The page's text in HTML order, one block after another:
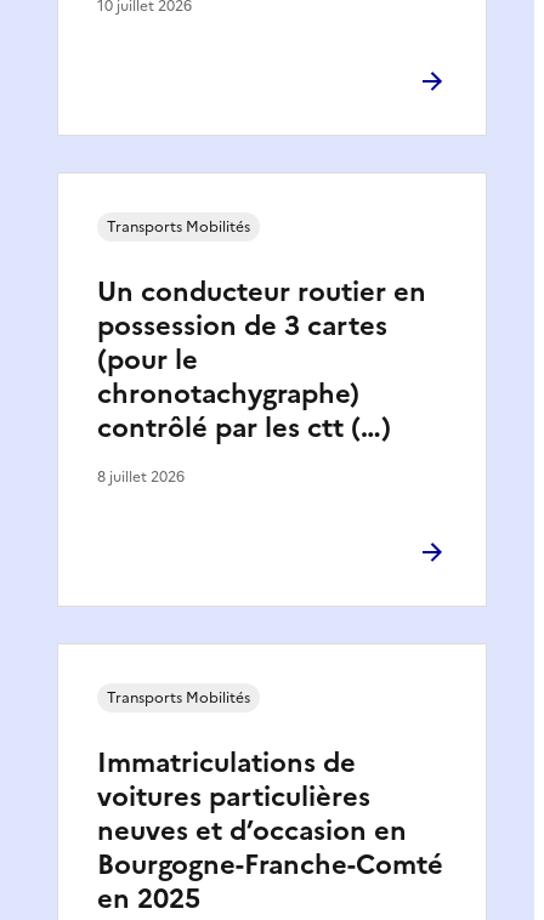
10 juillet 2026
Un conducteur routier en
possession de 3 cartes
(pour le
chronotachygraphe)
contrôlé par les ctt (…)
Transports Mobilités
8 juillet 2026
Immatriculations de
voitures particulières
neuves et d’occasion en
Bourgogne-Franche-Comté
en 2025
Transports Mobilités